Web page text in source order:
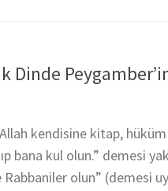
Dinde
kendisine kitap,
bana kul olun.” demesi
Rabbaniler olun” (demesi